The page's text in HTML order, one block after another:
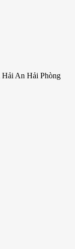
An Hải Phòng